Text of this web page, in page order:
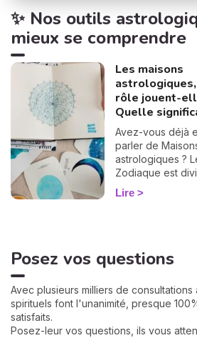
✨ Nos outils
mieux se comprendre
Les maisons
rôle jouent-
Quelle
Avez-vous déjà
parler de
astrologiques ?
Zodiaque est
douze Maisons
correspond à
naissance, elles
rôle très
personnalité et
Voici leurs
Lire
Posez vos questions
Avec plusieurs milliers de
spirituels font l'unanimité, presque
satisfaits.
Posez-leur vos questions, ils vous